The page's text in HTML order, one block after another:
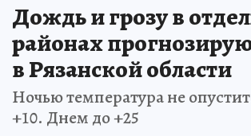
Дождь и грозу в
районах
в Рязанской области
Ночью температура не
+10. Днем до +25